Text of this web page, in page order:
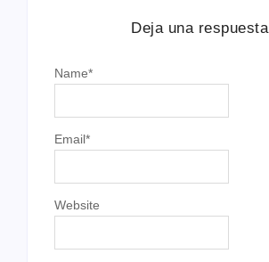
Deja una respuesta
Name*
Email*
Website